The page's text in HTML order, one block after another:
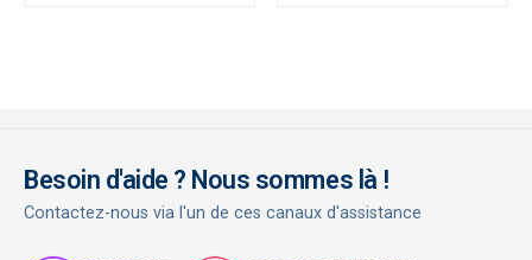
Besoin d'aide ? Nous sommes là !
Contactez-nous via l'un de ces canaux d'assistance